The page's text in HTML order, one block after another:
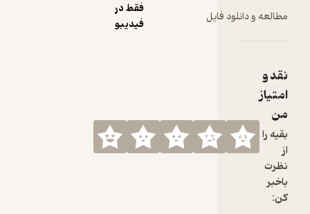
مطالعه و دانلود فایل
فقط در
فیدیبو
نقد و
امتیاز
من
بقیه را
نظرت
باخبر
کن: